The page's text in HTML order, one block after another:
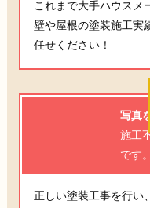
これまで大手ハウスメ
壁や屋根の塗装施工実
任せください！
写真
施工
です。
正しい塗装工事を行い